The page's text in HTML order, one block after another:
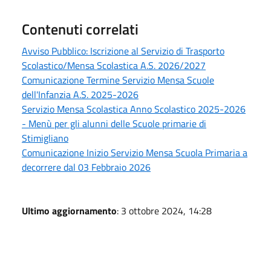
Contenuti correlati
Avviso Pubblico: Iscrizione al Servizio di Trasporto
Scolastico/Mensa Scolastica A.S. 2026/2027
Comunicazione Termine Servizio Mensa Scuole
dell'Infanzia A.S. 2025-2026
Servizio Mensa Scolastica Anno Scolastico 2025-2026
- Menù per gli alunni delle Scuole primarie di
Stimigliano
Comunicazione Inizio Servizio Mensa Scuola Primaria a
decorrere dal 03 Febbraio 2026
Ultimo aggiornamento: 3 ottobre 2024, 14:28